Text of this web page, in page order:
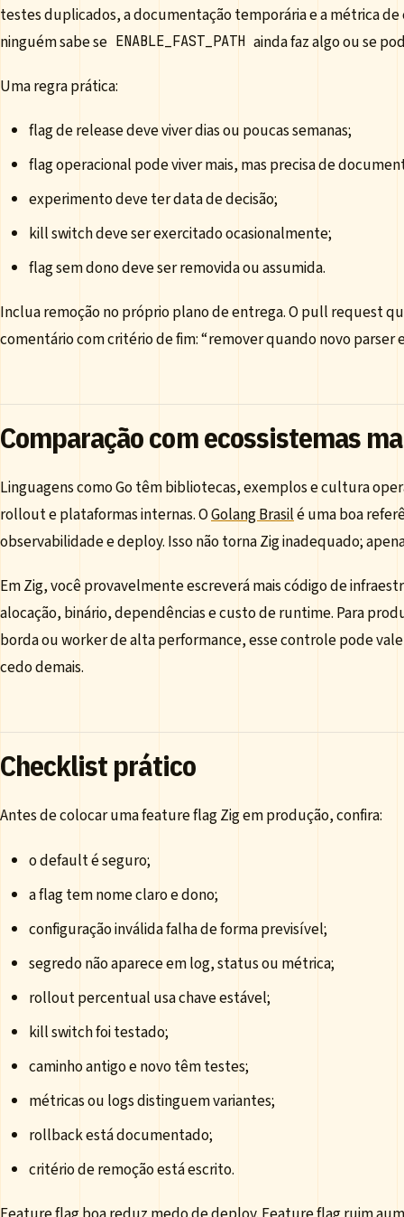
testes duplicados, a documentação temporária e a métrica de
ninguém sabe se ENABLE_FAST_PATH ainda faz algo ou se
Uma regra prática:
flag de release deve viver dias ou poucas semanas;
flag operacional pode viver mais, mas precisa de
experimento deve ter data de decisão;
kill switch deve ser exercitado ocasionalmente;
flag sem dono deve ser removida ou assumida.
Inclua remoção no próprio plano de entrega. O pull request
comentário com critério de fim: “remover quando novo parser
Comparação com ecossistemas
Linguagens como Go têm bibliotecas, exemplos e cultura
rollout e plataformas internas. OGolang Brasilé uma boa
observabilidade e deploy. Isso não torna Zig inadequado;
Em Zig, você provavelmente escreverá mais código de
alocação, binário, dependências e custo de runtime. Para
borda ou worker de alta performance, esse controle pode
cedo demais.
Checklist prático
Antes de colocar uma feature flag Zig em produção, confira:
o default é seguro;
a flag tem nome claro e dono;
configuração inválida falha de forma previsível;
segredo não aparece em log, status ou métrica;
rollout percentual usa chave estável;
kill switch foi testado;
caminho antigo e novo têm testes;
métricas ou logs distinguem variantes;
rollback está documentado;
critério de remoção está escrito.